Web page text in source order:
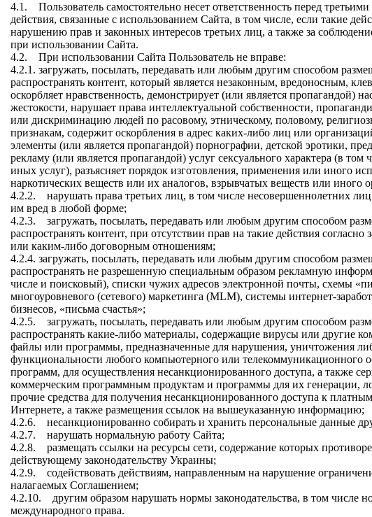
4.1. Пользователь самостоятельно несет ответственность перед
действия, связанные с использованием Сайта, в том числе, если такие
нарушению прав и законных интересов третьих лиц, а также за
при использовании Сайта.
4.2. При использовании Сайта Пользователь не вправе:
4.2.1. загружать, посылать, передавать или любым другим способом
распространять контент, который является незаконным, вредоносным,
оскорбляет нравственность, демонстрирует (или является пропагандой)
жестокости, нарушает права интеллектуальной собственности,
или дискриминацию людей по расовому, этническому, половому,
признакам, содержит оскорбления в адрес каких-либо лиц или
элементы (или является пропагандой) порнографии, детской эротики,
рекламу (или является пропагандой) услуг сексуального характера (в том
иных услуг), разъясняет порядок изготовления, применения или иного
наркотических веществ или их аналогов, взрывчатых веществ или иного
4.2.2. нарушать права третьих лиц, в том числе несовершеннолетних
им вред в любой форме;
4.2.3. загружать, посылать, передавать или любым другим способом
распространять контент, при отсутствии прав на такие действия согласно
или каким-либо договорным отношениям;
4.2.4. загружать, посылать, передавать или любым другим способом
распространять не разрешенную специальным образом рекламную
числе и поисковый), списки чужих адресов электронной почты, схемы
многоуровневого (сетевого) маркетинга (MLM), системы интернет-
бизнесов, «письма счастья»;
4.2.5. загружать, посылать, передавать или любым другим способом
распространять какие-либо материалы, содержащие вирусы или другие
файлы или программы, предназначенные для нарушения, уничтожения
функциональности любого компьютерного или телекоммуникационного
программ, для осуществления несанкционированного доступа, а также
коммерческим программным продуктам и программы для их генерации,
прочие средства для получения несанкционированного доступа к
Интернете, а также размещения ссылок на вышеуказанную информацию;
4.2.6. несанкционированно собирать и хранить персональные данные
4.2.7. нарушать нормальную работу Сайта;
4.2.8. размещать ссылки на ресурсы сети, содержание которых
действующему законодательству Украины;
4.2.9. содействовать действиям, направленным на нарушение
налагаемых Соглашением;
4.2.10. другим образом нарушать нормы законодательства, в том числе
международного права.